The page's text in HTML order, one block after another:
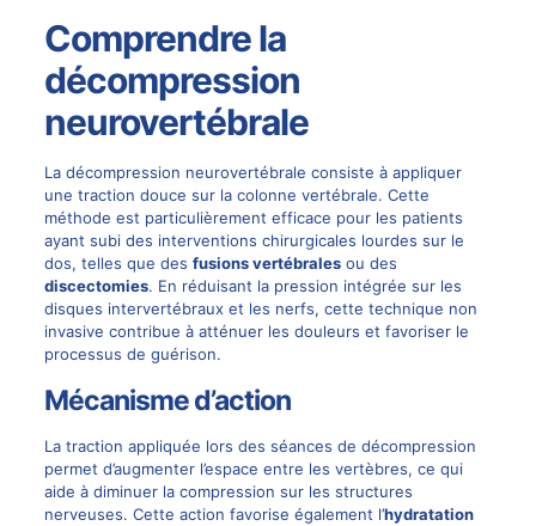
Comprendre la
décompression
neurovertébrale
La décompression neurovertébrale consiste à appliquer
une traction douce sur la colonne vertébrale. Cette
méthode est particulièrement efficace pour les patients
ayant subi des interventions chirurgicales lourdes sur le
dos, telles que des fusions vertébralesou des
discectomies. En réduisant la pression intégrée sur les
disques intervertébraux et les nerfs, cette technique non
invasive contribue à atténuer les douleurs et favoriser le
processus de guérison.
Mécanisme d’action
La traction appliquée lors des séances de décompression
permet d’augmenter l’espace entre les vertèbres, ce qui
aide à diminuer la compression sur les structures
nerveuses. Cette action favorise également l’hydratation